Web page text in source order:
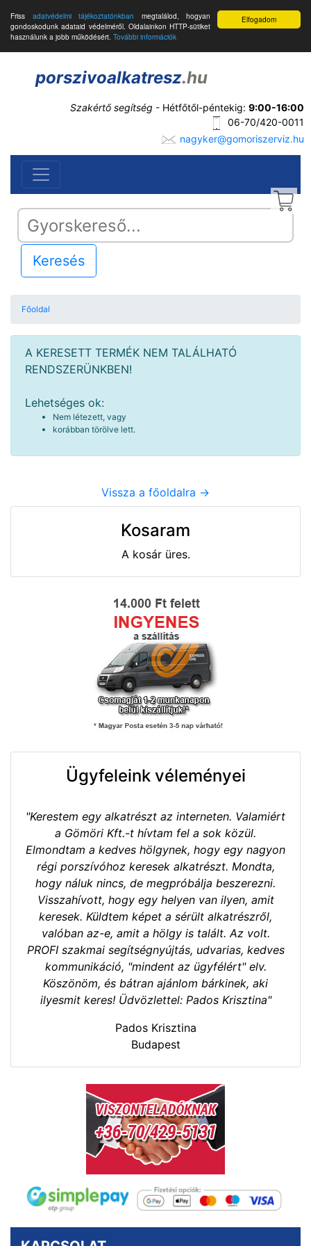
Elfogadom
Friss adatvédelmi tájékoztatónkban megtalálod, hogyan
gondoskodunk adataid védelméről. Oldalainkon HTTP-sütiket
használunk a jobb működésért. További információk
porszivoalkatresz.hu
Szakértő segítség - Hétfőtől-péntekig: 9:00-16:00
06-70/420-0011
nagyker@gomoriszerviz.hu
Keresés
Főoldal
A KERESETT TERMÉK NEM TALÁLHATÓ
RENDSZERÜNKBEN!
Lehetséges ok:
Nem létezett, vagy
korábban törölve lett.
Vissza a főoldalra ->
Kosaram
A kosár üres.
Ügyfeleink véleményei
"Kerestem egy alkatrészt az interneten. Valamiért
a Gömöri Kft.-t hívtam fel a sok közül.
Elmondtam a kedves hölgynek, hogy egy nagyon
régi porszívóhoz keresek alkatrészt. Mondta,
hogy náluk nincs, de megpróbálja beszerezni.
Visszahívott, hogy egy helyen van ilyen, amit
keresek. Küldtem képet a sérült alkatrészről,
valóban az-e, amit a hölgy is talált. Az volt.
PROFI szakmai segítségnyújtás, udvarias, kedves
kommunikáció, "mindent az ügyfélért" elv.
Köszönöm, és bátran ajánlom bárkinek, aki
ilyesmit keres! Üdvözlettel: Pados Krisztina"
Pados Krisztina
Budapest